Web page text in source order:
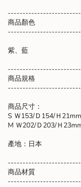
of
{{
}}",
of
{{
quantity
of
{{
}}"}
商品顏色
紫、藍
商品規格
商品尺寸：
S Ｗ153/Ｄ154/Ｈ21mm
M Ｗ202/Ｄ203/Ｈ
產地：日本
商品材質